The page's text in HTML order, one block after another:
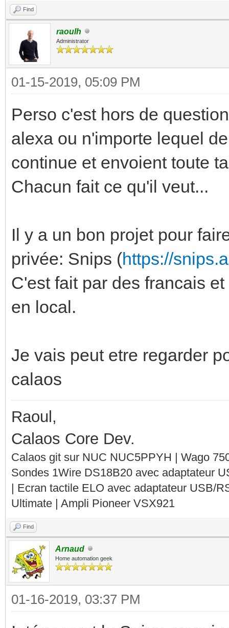
Find
raoulh
Administrator
01-15-2019, 05:09 PM
Perso c'est hors de
alexa ou n'importe lequel
continue et envoient toute
Chacun fait ce qu'il veut...
Il y a un bon projet pour
privée: Snips (https://
C'est fait par des francais
en local.
Je vais peut etre regarder
calaos
Raoul,
Calaos Core Dev.
Calaos git sur NUC NUC5PPYH | Wago
Sondes 1Wire DS18B20 avec adaptateur
| Ecran tactile ELO avec adaptateur USB/
Ultimate | Ampli Pioneer VSX921
Find
Arnaud
Home automation geek
01-16-2019, 03:37 PM